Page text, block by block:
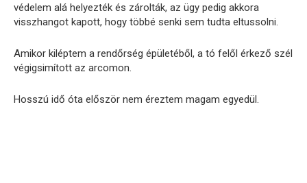
védelem alá helyezték és zárolták, az ügy pedig akkora
visszhangot kapott, hogy többé senki sem tudta eltussolni.
Amikor kiléptem a rendőrség épületéből, a tó felől érkező szél
végigsimított az arcomon.
Hosszú idő óta először nem éreztem magam egyedül.